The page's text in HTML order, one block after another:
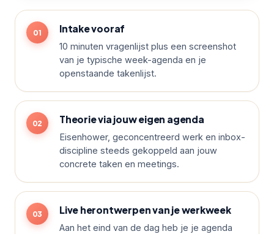
Intake vooraf
10 minuten vragenlijst plus een screenshot
van je typische week-agenda en je
openstaande takenlijst.
Theorie via jouw eigen agenda
Eisenhower, geconcentreerd werk en inbox-
discipline steeds gekoppeld aan jouw
concrete taken en meetings.
Live herontwerpen van je werkweek
Aan het eind van de dag heb je je agenda